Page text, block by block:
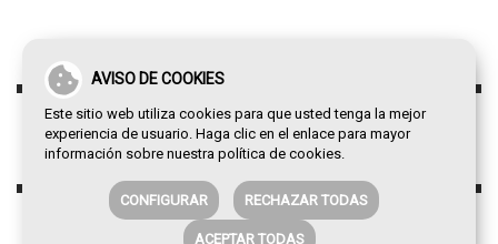
AVISO DE COOKIES
Este sitio web utiliza cookies para que usted tenga la mejor
experiencia de usuario. Haga clic en el enlace para mayor
información sobre nuestra política de cookies.
CONFIGURAR RECHAZAR TODAS
ACEPTAR TODAS